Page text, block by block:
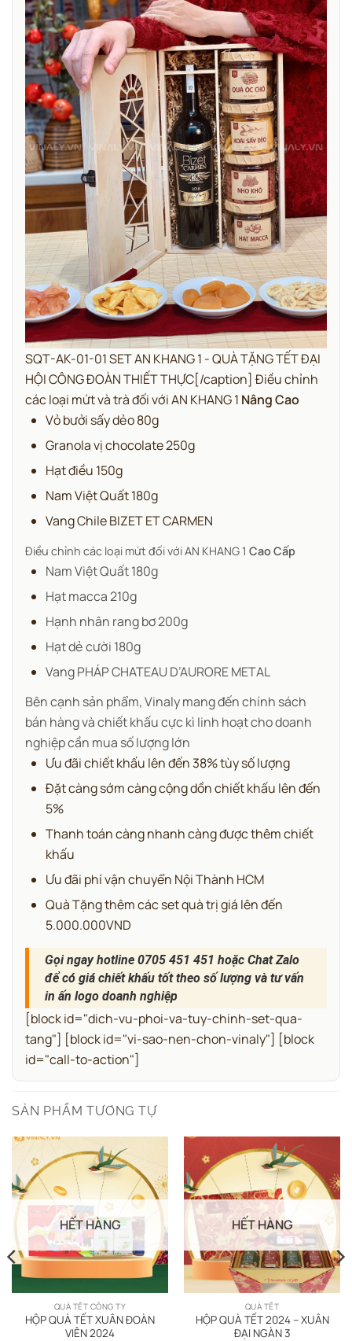
SQT-AK-01-01 SET AN KHANG 1 - QUÀ TẶNG TẾT ĐẠI
HỘI CÔNG ĐOÀN THIẾT THỰC[/caption] Điều chỉnh
các loại mứt và trà đối với AN KHANG 1 Nâng Cao
Vỏ bưởi sấy dẻo 80g
Granola vị chocolate 250g
Hạt điều 150g
Nam Việt Quất 180g
Vang Chile BIZET ET CARMEN
Điều chỉnh các loại mứt đối với AN KHANG 1 Cao Cấp
Nam Việt Quất 180g
Hạt macca 210g
Hạnh nhân rang bơ 200g
Hạt dẻ cười 180g
Vang PHÁP CHATEAU D’AURORE METAL
Bên cạnh sản phẩm, Vinaly mang đến chính sách
bán hàng và chiết khấu cực kì linh hoạt cho doanh
nghiệp cần mua số lượng lớn
Ưu đãi chiết khấu lên đến 38% tùy số lượng
Đặt càng sớm càng cộng dồn chiết khấu lên đến
5%
Thanh toán càng nhanh càng được thêm chiết
khấu
Ưu đãi phí vận chuyển Nội Thành HCM
Quà Tặng thêm các set quà trị giá lên đến
5.000.000VND
Gọi ngay hotline 0705 451 451 hoặc Chat Zalo
để có giá chiết khấu tốt theo số lượng và tư vấn
in ấn logo doanh nghiệp
[block id="dich-vu-phoi-va-tuy-chinh-set-qua-
tang"] [block id="vi-sao-nen-chon-vinaly"] [block
id="call-to-action"]
SẢN PHẨM TƯƠNG TỰ
HẾT HÀNG
QUÀ TẾT CÔNG TY
HỘP QUÀ TẾT XUÂN ĐOÀN
VIÊN 2024
HẾT HÀNG
QUÀ TẾT
HỘP QUÀ TẾT 2024 – XUÂN
ĐẠI NGÀN 3